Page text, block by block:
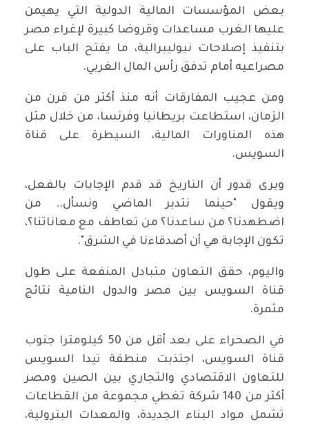
بعض المؤسسات المالية الدولية التي يهيمن
عليها الغرب مساعدات وقروضا كبيرة لإغراء مصر
بتنفيذ إصلاحات نيوليبرالية، ما يفتح الباب على
مصراعيه أمام تدفق رأس المال الغربي.
ومن عجيب المفارقات أنه منذ أكثر من قرن من
الزمان، استطاعت بريطانيا وفرنسا، من خلال مثل
هذه المناورات المالية، السيطرة على قناة
السويس.
ويرى قدور أن التاريخ قد قدم الإجابات بالفعل،
ويقول "حينما نتدبر الماضي ونسأل.. من
اضطهدنا؟ من ساعدنا؟ من تعاطف مع معاناتنا؟،
تكون الإجابة هي أن أصدقاءنا في الشرق".
واليوم، حقق التعاون متبادل المنفعة على طول
قناة السويس بين مصر والدول النامية نتائج
مثمرة.
في الصحراء على بعد أقل من 50 كيلومترا جنوب
قناة السويس، اجتذبت منطقة تيدا السويس
للتعاون الاقتصادي والتجاري بين الصين ومصر
أكثر من 140 شركة تغطي مجموعة من القطاعات
تشمل مواد البناء الجديدة، والمعدات البترولية،